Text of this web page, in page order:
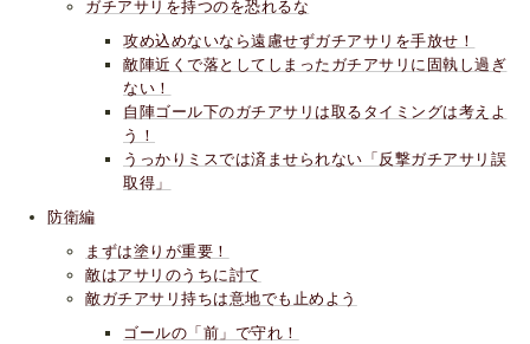
ガチアサリを持つのを恐れるな
攻め込めないなら遠慮せずガチアサリを手放せ！
敵陣近くで落としてしまったガチアサリに固執し過ぎ
ない！
自陣ゴール下のガチアサリは取るタイミングは考えよ
う！
うっかりミスでは済ませられない「反撃ガチアサリ誤
取得」
防衛編
まずは塗りが重要！
敵はアサリのうちに討て
敵ガチアサリ持ちは意地でも止めよう
ゴールの「前」で守れ！